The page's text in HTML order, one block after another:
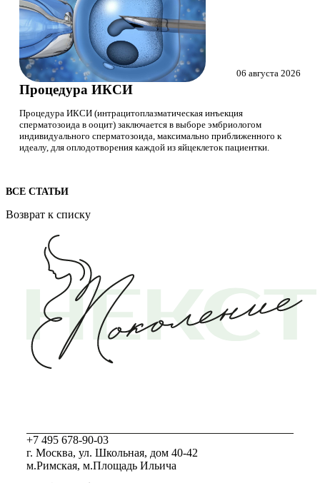
Процедура ИКСИ
Процедура ИКСИ (интрацитоплазматическая инъекция
сперматозоида в ооцит) заключается в выборе эмбриологом
индивидуального сперматозоида, максимально приближенного к
идеалу, для оплодотворения каждой из яйцеклеток пациентки.
06 августа 2026
ВСЕ СТАТЬИ
Возврат к списку
+7 495 678-90-03
г. Москва, ул. Школьная, дом 40-42
м.Римская, м.Площадь Ильича